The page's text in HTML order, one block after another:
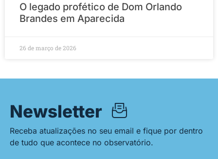
O legado profético de Dom Orlando
Brandes em Aparecida
26 de março de 2026
Newsletter
Receba atualizações no seu email e fique por dentro
de tudo que acontece no observatório.